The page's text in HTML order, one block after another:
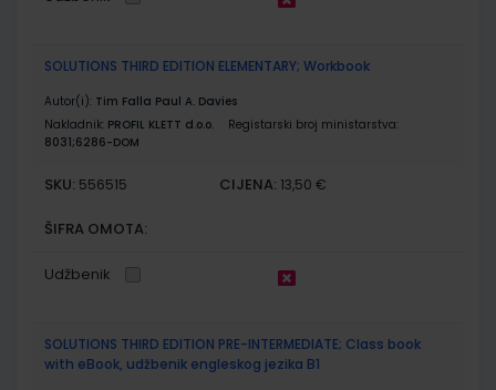
SOLUTIONS THIRD EDITION ELEMENTARY; Workbook
Autor(i): Tim Falla Paul A. Davies
Nakladnik: PROFIL KLETT d.o.o.
Registarski broj ministarstva:
8031;6286-DOM
SKU: 556515 CIJENA: 13,50 €
ŠIFRA OMOTA:
Udžbenik
SOLUTIONS THIRD EDITION PRE-INTERMEDIATE; Class book
with eBook, udžbenik engleskog jezika B1